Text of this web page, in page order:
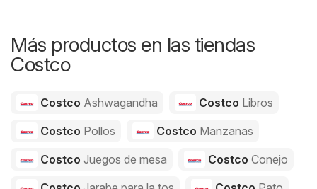
Más productos en las tiendas
Costco
Costco Ashwagandha Costco Libros
Costco Pollos Costco Manzanas
Costco Juegos de mesa Costco Conejo